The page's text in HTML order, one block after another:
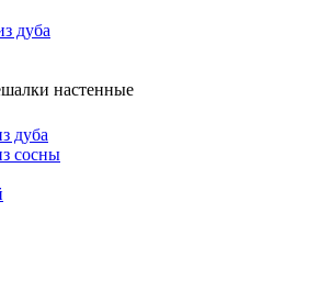
дуба
настенные
дуба
сосны